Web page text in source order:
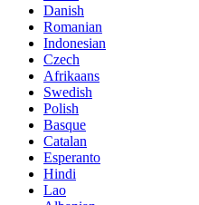
Danish
Romanian
Indonesian
Czech
Afrikaans
Swedish
Polish
Basque
Catalan
Esperanto
Hindi
Lao